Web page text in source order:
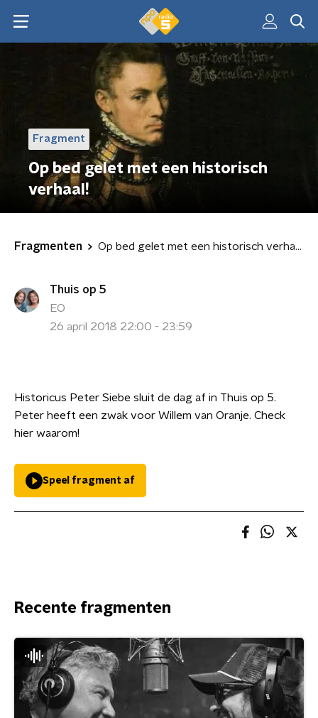
Fragment
Op bed gelet met een historisch
verhaal!
Fragmenten Op bed gelet met een historisch verhaal!
Thuis op 5
EO
26 april 2018 22:00 - 23:59
Historicus Peter Siebe sluit de dag af in Thuis op 5.
Peter heeft een zwak voor Willem van Oranje. Check
hier waarom!
Speel fragment af
Recente fragmenten